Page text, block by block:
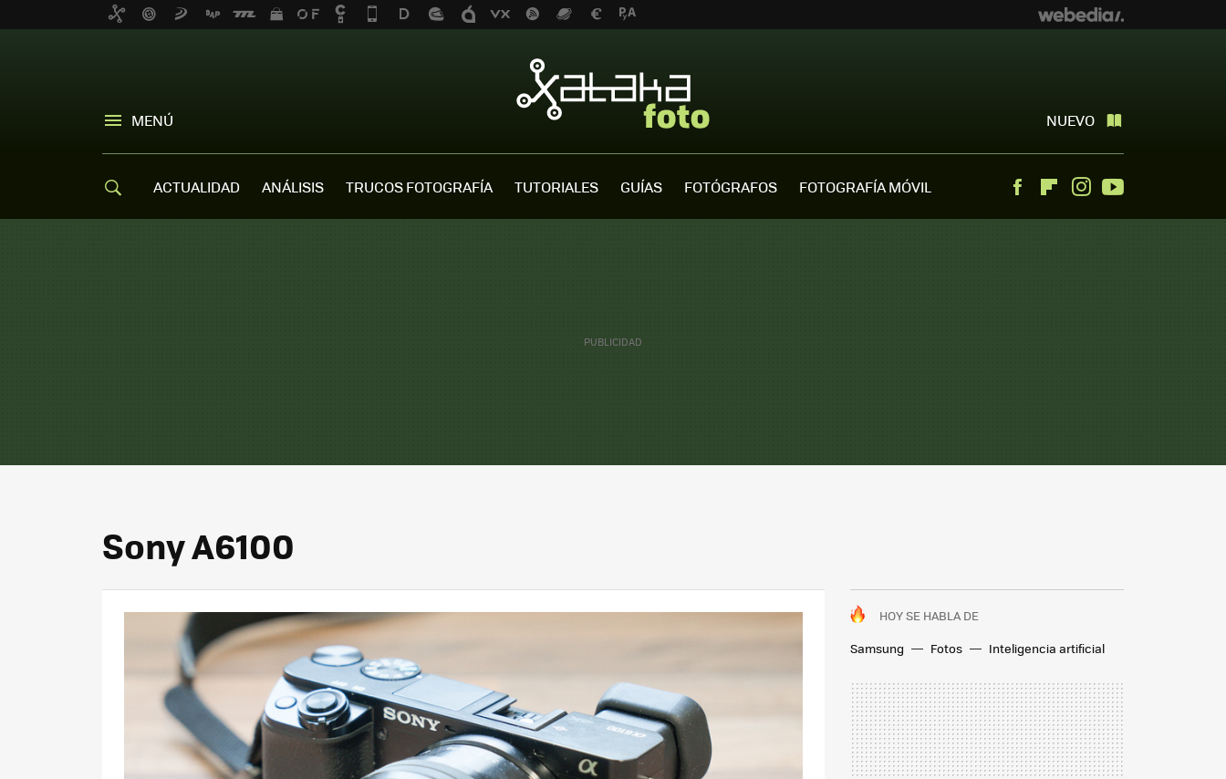
MENÚ NUEVO
ACTUALIDAD ANÁLISIS TRUCOS FOTOGRAFÍA TUTORIALES GUÍAS FOTÓGRAFOS FOTOGRAFÍA MÓVIL FacebookFlipboardInstagram
Sony A6100
HOY SE HABLA DE
Samsung
Fotos Inteligencia artificial